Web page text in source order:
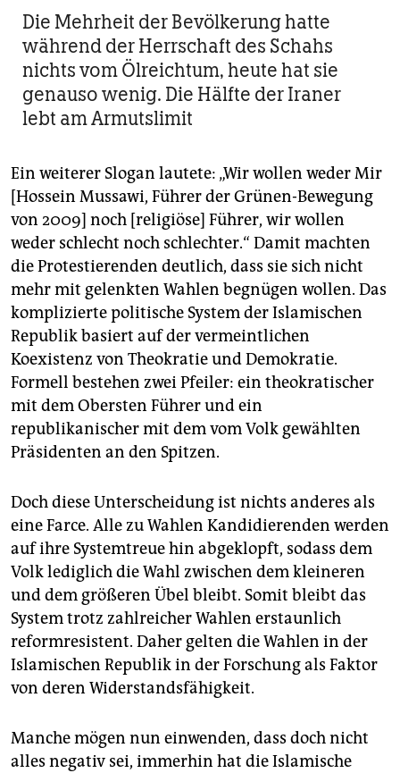
Die Mehrheit der Bevölkerung hatte
während der Herrschaft des Schahs
nichts vom Ölreichtum, heute hat sie
genauso wenig. Die Hälfte der Iraner
lebt am Armutslimit
Ein weiterer Slogan lautete: „Wir wollen weder Mir
[Hossein Mussawi, Führer der Grünen-Bewegung
von 2009] noch [religiöse] Führer, wir wollen
weder schlecht noch schlechter.“ Damit machten
die Protestierenden deutlich, dass sie sich nicht
mehr mit gelenkten Wahlen begnügen wollen. Das
komplizierte politische System der Islamischen
Republik basiert auf der vermeintlichen
Koexistenz von Theokratie und Demokratie.
Formell bestehen zwei Pfeiler: ein theokratischer
mit dem Obersten Führer und ein
republikanischer mit dem vom Volk gewählten
Präsidenten an den Spitzen.
Doch diese Unterscheidung ist nichts anderes als
eine Farce. Alle zu Wahlen Kandidierenden werden
auf ihre Systemtreue hin abgeklopft, sodass dem
Volk lediglich die Wahl zwischen dem kleineren
und dem größeren Übel bleibt. Somit bleibt das
System trotz zahlreicher Wahlen erstaunlich
reformresistent. Daher gelten die Wahlen in der
Islamischen Republik in der Forschung als Faktor
von deren Widerstandsfähigkeit.
Manche mögen nun einwenden, dass doch nicht
alles negativ sei, immerhin hat die Islamische